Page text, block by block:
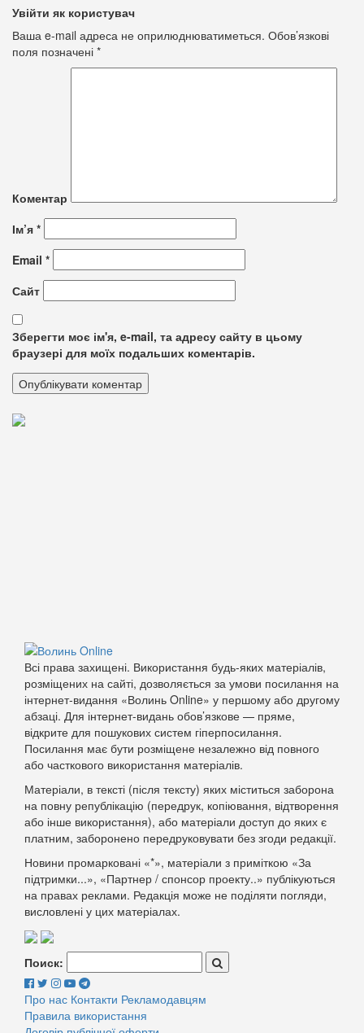
Увійти як користувач
Ваша e-mail адреса не оприлюднюватиметься. Обов’язкові
поля позначені *
Коментар
Ім’я *
Email *
Сайт
Зберегти моє ім'я, e-mail, та адресу сайту в цьому
браузері для моїх подальших коментарів.
Всі права захищені. Використання будь-яких матеріалів,
розміщених на сайті, дозволяється за умови посилання на
інтернет-видання «Волинь Online» у першому або другому
абзаці. Для інтернет-видань обов’язкове — пряме,
відкрите для пошукових систем гіперпосилання.
Посилання має бути розміщене незалежно від повного
або часткового використання матеріалів.
Матеріали, в тексті (після тексту) яких міститься заборона
на повну републікацію (передрук, копіювання, відтворення
або інше використання), або матеріали доступ до яких є
платним, заборонено передруковувати без згоди редакції.
Новини промарковані «*», матеріали з приміткою «За
підтримки...», «Партнер / спонсор проекту..» публікуються
на правах реклами. Редакція може не поділяти погляди,
висловлені у цих матеріалах.
Поиск:
Про нас Контакти Рекламодавцям
Правила використання